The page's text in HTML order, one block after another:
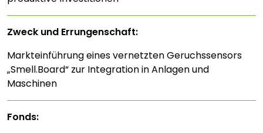
Zweck und Errungenschaft:
Markteinführung eines vernetzten Geruchssensors
„Smell.Board“ zur Integration in Anlagen und
Maschinen
Fonds: